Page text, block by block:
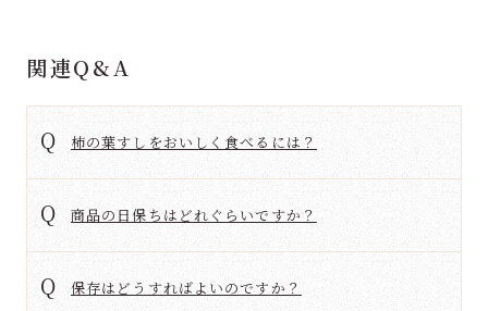
関連Q&A
柿の葉すしをおいしく食べるには？
商品の日保ちはどれぐらいですか？
保存はどうすればよいのですか？